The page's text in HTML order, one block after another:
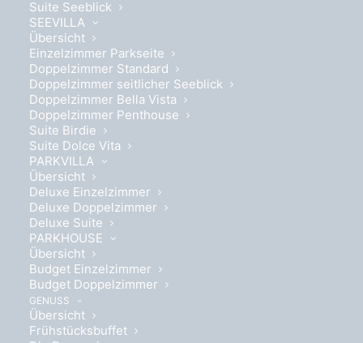
Suite Seeblick
SEEVILLA
Übersicht
Einzelzimmer Parkseite
Doppelzimmer Standard
Doppelzimmer seitlicher Seeblick
Doppelzimmer Bella Vista
Doppelzimmer Penthouse
Suite Birdie
Suite Dolce Vita
PARKVILLA
Übersicht
Deluxe Einzelzimmer
Deluxe Doppelzimmer
Deluxe Suite
PARKHOUSE
Übersicht
Budget Einzelzimmer
Budget Doppelzimmer
GENUSS
Übersicht
Frühstücksbuffet
Bietet Platz für 2 Personen